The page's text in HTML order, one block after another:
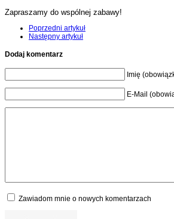
Zapraszamy do wspólnej zabawy!
Poprzedni artykuł
Następny artykuł
Dodaj komentarz
Imię
E-Mail
Zawiadom mnie o nowych komentarzach